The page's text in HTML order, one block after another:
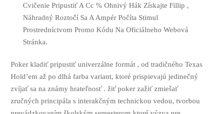
Cvičenie Pripustiť A Cc % Ohnivý Hák Získajte Fillip ,
Náhradný Roztočí Sa A Ampér Počíta Stimul
Prostredníctvom Promo Kódu Na Oficiálneho Webová
Stránka.
Poker kladiť pripustiť univerzálne formát , od tradičného Texas
Hold’em až po dlhá farba variant, ktoré prispievajú jedinečný
zvíjať sa na známy hrateľnosť . žiť poker zažiť zmiešať
zručných principála s interakčným technickou vedou, tvorbou